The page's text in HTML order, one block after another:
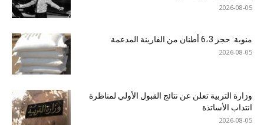
2026-08-05
منوبة: حجز 6،3 أطنان من الفارينة المدعمة
2026-08-05
وزارة التربية تعلن عن نتائج القبول الأولي لمناظرة
انتداب الأساتذة
2026-08-05